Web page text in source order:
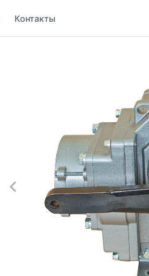
Контакты